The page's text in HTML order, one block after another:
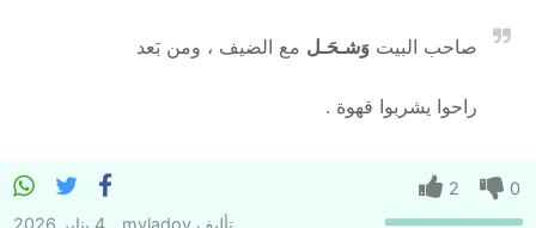
صاحب البيت وَشـحَـل مع الضيف ، ومن بَعد
راحوا يشربوا قهوة .
0
2
تأليفmyladov 4 يناير 2026